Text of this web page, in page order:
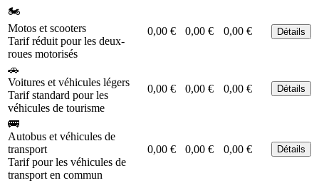
🏍️
Motos et scooters
Tarif réduit pour les deux-
roues motorisés
0,00 € 0,00 € 0,00 € Détails
🚗
Voitures et véhicules légers
Tarif standard pour les
véhicules de tourisme
0,00 € 0,00 € 0,00 € Détails
🚌
Autobus et véhicules de
transport
Tarif pour les véhicules de
transport en commun
0,00 € 0,00 € 0,00 € Détails